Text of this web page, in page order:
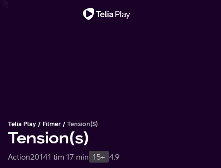
Telia Play Filmer Tension(s)
Tension(s)
Action20141 tim 17 min 15+ 4.9